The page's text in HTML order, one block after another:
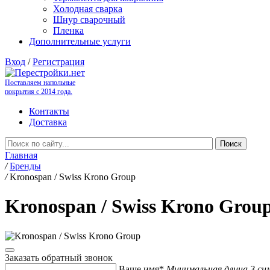
Холодная сварка
Шнур сварочный
Пленка
Дополнительные услуги
Вход /Регистрация
Поставляем напольные
покрытия с 2014 года.
Контакты
Доставка
Главная
/ Бренды
/ Kronospan / Swiss Krono Group
Kronospan / Swiss Krono
Заказать обратный звонок